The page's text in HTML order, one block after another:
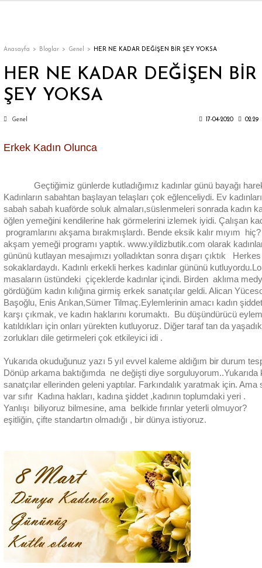
Trençkot
Trençkot
Trençkot
Trençkot
Anasayfa Bloglar Genel HER NE KADAR DEĞİŞEN BİR ŞEY YOKSA
HER NE KADAR DEĞİŞEN BİR
ŞEY YOKSA
Genel 17-04-2020 02:29
Erkek Kadın Olunca
Geçtiğimiz günlerde kutladığımız kadınlar günü bayağı
Kadınların sabahtan başlayan telaşları çok eğlenceliydi. Ev
sabah sabah kuaförde soluk almaları,süslenmeleri sonrada kadın
öğlen yemeğini kendilerine hak görmelerini izlemek iyidi. Çalışan
programlarını akşama bırakmışlardı. Bende eksik kalır mıyım hiç?
akşam yemeği programı yaptık. www.yildizbutik.com olarak
gününü kutlayan mesajımızı yolladıktan sonra dışarı çıktık Herkes
sokaklardaydı. Kadınlı erkekli herkes kadınlar gününü
masaların üstündeki çiçeklerde kadınlar içindi. Birden aklıma
gördüğüm kadın kılığına girmiş erkek sanatçılar geldi. Alican
Başoğlu, Enis Arıkan,Sümer Tilmaç.Eylemlerinin amacı kadın
karşı çıkmak, ve kadın haklarını korumaktı. Bu düşündürücü
katıldıkları için onları yürekten kutluyoruz. Diğer taraf tan da
zorlukları dile getirmeleri çok etkileyici idi .
Yukarıda okuduğunuz yazı 5 yıl evvel kaleme aldığım bir durum
Dönüp arkama baktığımda ne değişti diye sorguluyorum..Yukarıda
sanatçılar ellerinden geleni yaptılar. Farkındalık yaratmak için. Ama
var sıfır Kadına hakları, kadına şiddet ,kadının toplumdaki yeri .
Yanlışı biliyoruz bilmesine, ama belkide fırınlar yeterli olmuyor?
eşitliğin, çifte standartın olmadığı , bir dünya istiyoruz.